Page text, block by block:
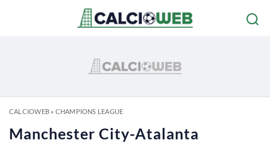
CALCIOWEB» CHAMPIONS LEAGUE
Manchester City-Atalanta